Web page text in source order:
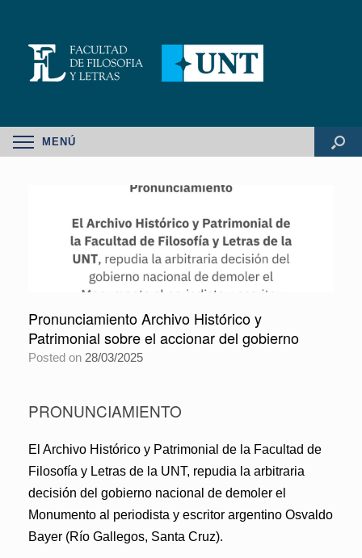
MENÚ
Pronunciamiento Archivo Histórico y
Patrimonial sobre el accionar del gobierno
Posted on 28/03/2025
PRONUNCIAMIENTO
El Archivo Histórico y Patrimonial de la Facultad de
Filosofía y Letras de la UNT, repudia la arbitraria
decisión del gobierno nacional de demoler el
Monumento al periodista y escritor argentino Osvaldo
Bayer (Río Gallegos, Santa Cruz).